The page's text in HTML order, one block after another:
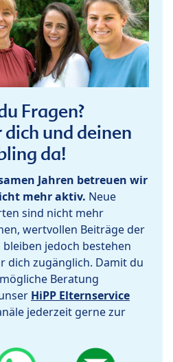
Fragen?
und deinen
da!
Jahren betreuen wir
mehr aktiv. Neue
sind nicht mehr
wertvollen Beiträge der
jedoch bestehen
dich zugänglich. Damit du
Beratung
HiPP Elternservice
jederzeit gerne zur